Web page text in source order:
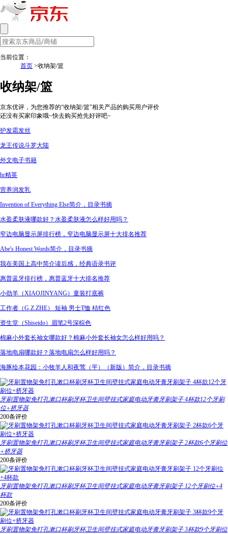
当前位置：
首页 >收纳架/篮
收纳架/篮
京东优评，为您推荐的“收纳架/篮”相关产品的购买用户评价
还没有买家印象哦~快去购买抢先好评吧~
护发霜发丝
龙王传说斗罗大陆
外文电子书籍
hr精英
营养润发乳
Invention of Everything Else简介，目录书摘
水盈柔肤液哪款好？水盈柔肤液怎么样好用吗？
窄边电脑显示屏排行榜，窄边电脑显示屏十大排名推荐
Abe's Honest Words简介，目录书摘
我在美国上高中简介读后感，经典语录书评
惠普蓝牙排行榜，惠普蓝牙十大排名推荐
小劲羊（XIAOJINYANG）童装打底裤
工作者（G.Z.ZHE） 短袖 男士T恤 桔红色
资生堂（Shiseido）眉笔2号深棕色
棉麻小外套长袖女哪款好？棉麻小外套长袖女怎么样好用吗？
落地电扇哪款好？落地电扇怎么样好用吗？
海豚绘本花园：小牧羊人和夜莺（平）（新版）简介，目录书摘
牙刷置物架免打孔漱口杯刷牙杯卫生间壁挂式家庭电动牙膏牙刷架子 4杯款12个牙刷
位+挤牙器
200条评价
牙刷置物架免打孔漱口杯刷牙杯卫生间壁挂式家庭电动牙膏牙刷架子 2杯款6个牙刷位
+挤牙器
200条评价
牙刷置物架免打孔漱口杯刷牙杯卫生间壁挂式家庭电动牙膏牙刷架子 12个牙刷位+4
杯款
200条评价
牙刷置物架免打孔漱口杯刷牙杯卫生间壁挂式家庭电动牙膏牙刷架子 3杯款9个牙刷位